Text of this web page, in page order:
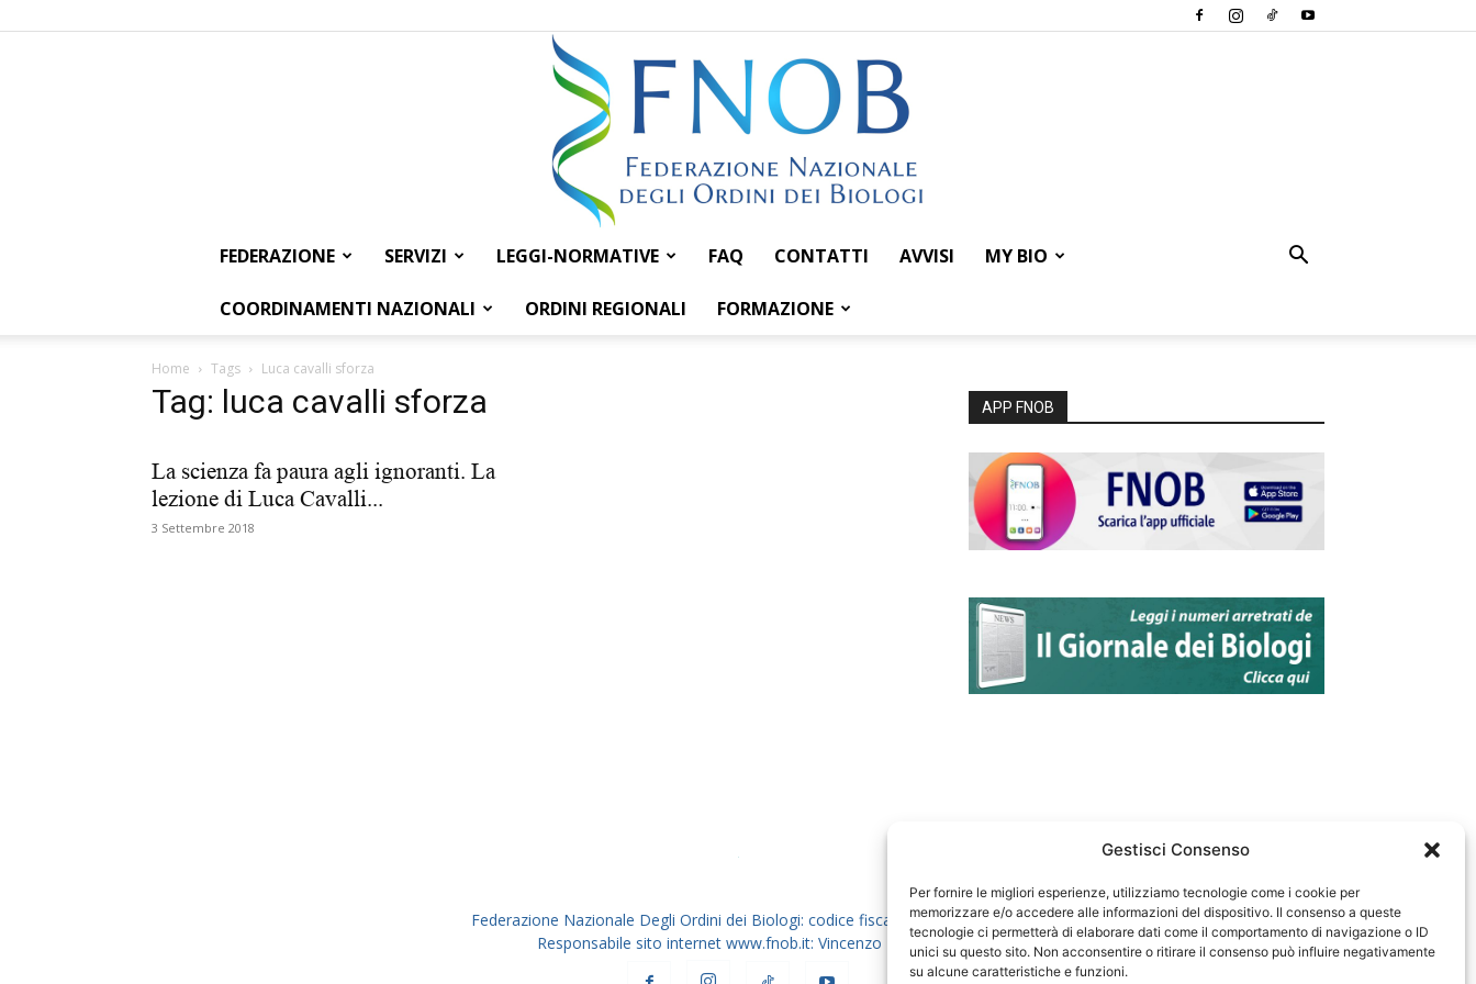
Gestisci Consenso
Per fornire le migliori esperienze, utilizziamo tecnologie come i cookie per
memorizzare e/o accedere alle informazioni del dispositivo. Il consenso a queste
tecnologie ci permetterà di elaborare dati come il comportamento di navigazione o ID
unici su questo sito. Non acconsentire o ritirare il consenso può influire negativamente
su alcune caratteristiche e funzioni.
Federazione
FEDERAZIONE SERVIZI LEGGI-NORMATIVE FAQ CONTATTI AVVISI MY BIO
COORDINAMENTI NAZIONALI ORDINI REGIONALI FORMAZIONE
Home Tags Luca cavalli sforza
Tag: luca cavalli sforza
La scienza fa paura agli ignoranti. La
lezione di Luca Cavalli...
3 Settembre 2018
APP FNOB
Federazione Nazionale Degli Ordini dei Biologi: codice fiscale 80069130583
Responsabile sito internet www.fnob.it: Vincenzo D'Anna